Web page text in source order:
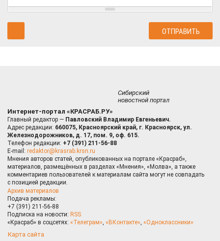
Сибирский
новостной портал
Интернет-портал «КРАСРАБ.РУ»
Главный редактор — Павловский Владимир Евгеньевич.
Адрес редакции: 660075, Красноярский край, г. Красноярск, ул.
Железнодорожников, д. 17, пом. 9, оф. 615.
Телефон редакции: +7 (391) 211-56-88
E-mail: redaktor@krasrab.krsn.ru
Мнения авторов статей, опубликованных на портале «Красраб»,
материалов, размещённых в разделах «Мнения», «Молва», а также
комментариев пользователей к материалам сайта могут не совпадать
с позицией редакции.
Архив материалов
Подача рекламы:
+7 (391) 211-56-88
Подписка на новости: RSS
«Красраб» в соцсетях: «Телеграм», «ВКонтакте», «Одноклассники»
Карта сайта